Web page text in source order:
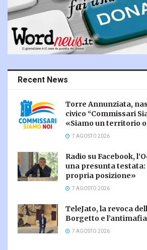
Recent News
Torre Annunziata,
civico “Commissari
«Siamo un territorio
7 AGOSTO 2026
Radio su Facebook,
una presunta testata:
propria posizione»
7 AGOSTO 2026
TeleJato, la revoca
Borgetto e
7 AGOSTO 2026